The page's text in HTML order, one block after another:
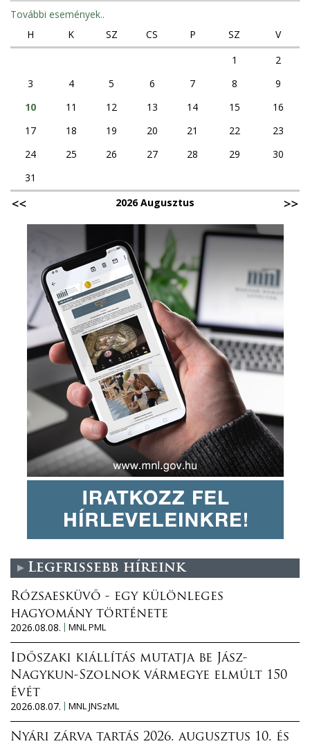
További események..
H
K SZ CS P SZ
V
1
2
3
4 5 6 7 8
9
10
11 12 13 14 15
16
17
18 19 20 21 22
23
24
25 26 27 28 29
30
31
2026 Augusztus
Legfrissebb híreink
Rózsaesküvő - egy különleges
hagyomány története
2026.08.08.
MNL PML
Időszaki kiállítás mutatja be Jász-
Nagykun-Szolnok vármegye elmúlt 150
évét
2026.08.07.
MNL JNSzML
Nyári zárva tartás 2026. augusztus 10. és